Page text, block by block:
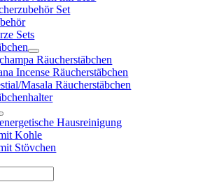
Set
Sets
Räucherstäbchen
Incense Räucherstäbchen
Masala Räucherstäbchen
Hausreinigung
Kohle
Stövchen